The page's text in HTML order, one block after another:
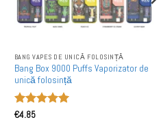
BANG VAPES DE UNICĂ FOLOSINȚĂ
Bang Box 9000 Puffs Vaporizator de
unică folosință
Evaluat la
€4.85